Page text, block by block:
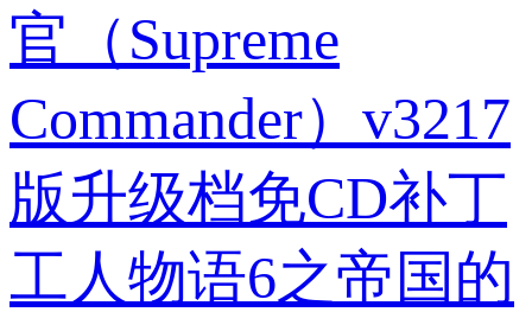
官（Supreme
Commander）v3217
版升级档免CD补丁
工人物语6之帝国的